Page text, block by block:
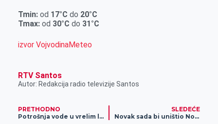
Tmin:od 17°C do 20°C
Tmax: od 30°C do 31°C
izvor VojvodinaMeteo
RTV Santos
Autor: Redakcija radio televizije Santos
PRETHODNO
Potrošnja vode u vrelim letnjim danima
SLEDEĆE
Novak sada bi uništio Novaka od pre osam godina!